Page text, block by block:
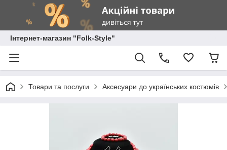
Інтернет-магазин "Folk-Style"
Товари та послуги Аксесуари до українських костюмів